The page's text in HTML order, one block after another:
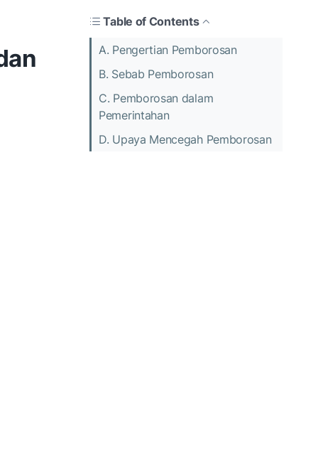
Table of Contents
A. Pengertian Pemborosan
B. Sebab Pemborosan
C. Pemborosan dalam
Pemerintahan
D. Upaya Mencegah Pemborosan